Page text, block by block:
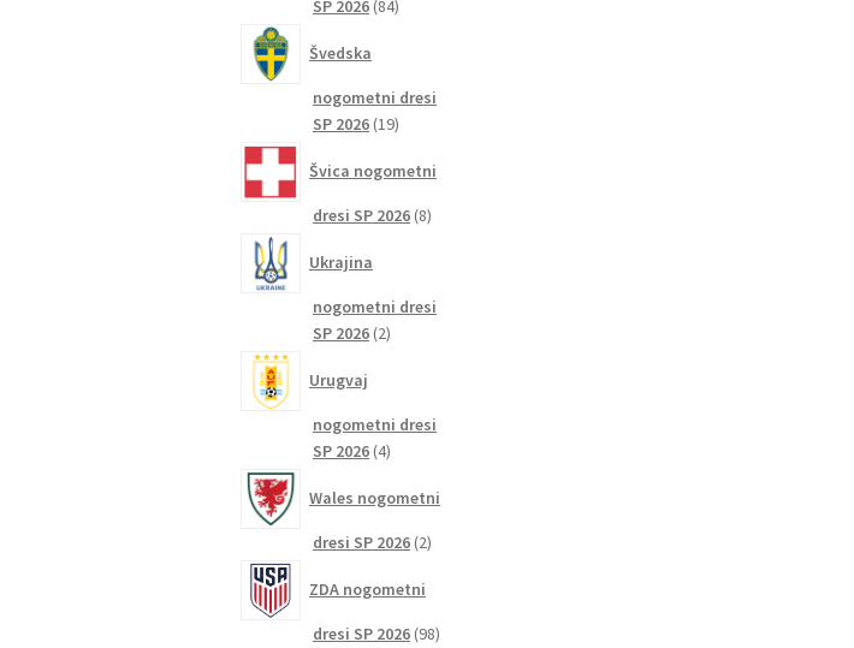
SP 2026 8484
Švedska
nogometni dresi
SP 2026 1919
Švica nogometni
dresi SP 2026 88
Ukrajina
nogometni dresi
SP 2026 22
Urugvaj
nogometni dresi
SP 2026 44
Wales nogometni
dresi SP 2026 22
ZDA nogometni
dresi SP 2026 9898